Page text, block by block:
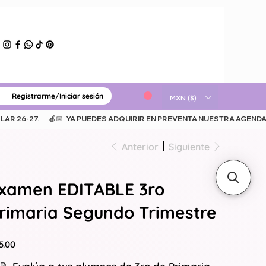
GRATUITO MXN ($)
Registrarme/Iniciar sesión
Anterior Siguiente
EDITABLE 3ro
Segundo Trimestre